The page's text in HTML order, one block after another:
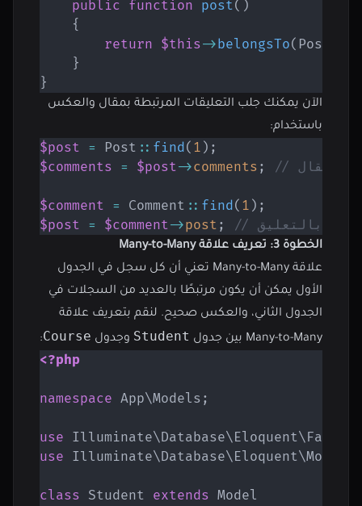
public function post( )
{
return $this->belongsTo( Post
}
}
الآن يمكنك جلب التعليقات المرتبطة بمقال والعكس
باستخدام:
$post = Post :: find( 1 ) ;
$comments = $post->comments ; بالمقال
$comment = Comment :: find( 1 ) ;
$post = $comment->post ; بالتعليق
الخطوة 3: تعريف علاقة Many-to-Many
علاقة Many-to-Many تعني أن كل سجل في الجدول
الأول يمكن أن يكون مرتبطًا بالعديد من السجلات في
الجدول الثاني، والعكس صحيح. لنقم بتعريف علاقة
Many-to-Many بين جدول
Student وجدول Course
:
<?php
namespace App\Models ;
use Illuminate\Database\Eloquent\
use Illuminate\Database\Eloquent\Model
class Student extends Model